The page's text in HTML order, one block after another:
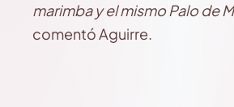
marimba y el mismo Palo de
comentó Aguirre.